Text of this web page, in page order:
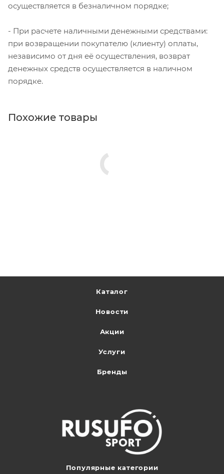
осуществляется в безналичном порядке;
- При расчете наличными денежными средствами:
при возвращении покупателю (клиенту) оплаты,
независимо от дня её осуществления, возврат
денежных средств осуществляется в наличном
порядке.
Похожие товары
Каталог
Новости
Акции
Услуги
Бренды
Популярные категории